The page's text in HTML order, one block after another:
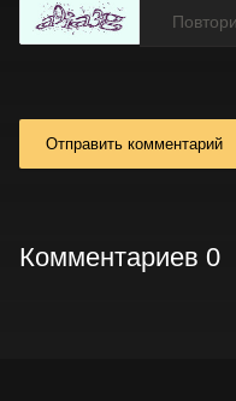
Отправить комментарий
Комментариев 0